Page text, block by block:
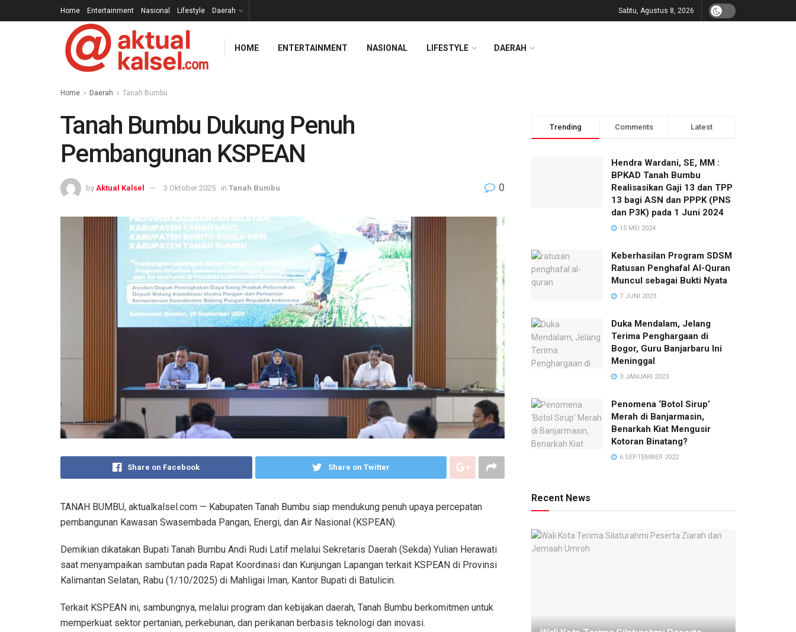
Home Entertainment Nasional Lifestyle Daerah Sabtu, Agustus 8, 2026
HOME ENTERTAINMENT NASIONAL LIFESTYLE DAERAH
Home Daerah Tanah Bumbu
Tanah Bumbu Dukung Penuh
Pembangunan KSPEAN
by Aktual Kalsel 3 Oktober 2025 in Tanah Bumbu 0
Share on Facebook Share on Twitter
TANAH BUMBU, aktualkalsel.com — Kabupaten Tanah Bumbu siap mendukung penuh upaya percepatan
pembangunan Kawasan Swasembada Pangan, Energi, dan Air Nasional (KSPEAN).
Demikian dikatakan Bupati Tanah Bumbu Andi Rudi Latif melalui Sekretaris Daerah (Sekda) Yulian Herawati
saat menyampaikan sambutan pada Rapat Koordinasi dan Kunjungan Lapangan terkait KSPEAN di Provinsi
Kalimantan Selatan, Rabu (1/10/2025) di Mahligai Iman, Kantor Bupati di Batulicin.
Terkait KSPEAN ini, sambungnya, melalui program dan kebijakan daerah, Tanah Bumbu berkomitmen untuk
memperkuat sektor pertanian, perkebunan, dan perikanan berbasis teknologi dan inovasi.
Trending Comments Latest
Hendra Wardani, SE, MM :
BPKAD Tanah Bumbu
Realisasikan Gaji 13 dan TPP
13 bagi ASN dan PPPK (PNS
dan P3K) pada 1 Juni 2024
15 MEI 2024
Keberhasilan Program SDSM
Ratusan Penghafal Al-Quran
Muncul sebagai Bukti Nyata
7 JUNI 2023
Duka Mendalam, Jelang
Terima Penghargaan di
Bogor, Guru Banjarbaru Ini
Meninggal
3 JANUARI 2023
Penomena ‘Botol Sirup’
Merah di Banjarmasin,
Benarkah Kiat Mengusir
Kotoran Binatang?
6 SEPTEMBER 2022
Recent News